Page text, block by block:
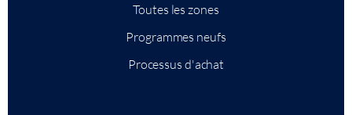
Toutes les zones
Programmes neufs
Processus d'achat